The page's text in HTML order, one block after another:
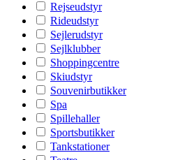
Rejseudstyr
Rideudstyr
Sejlerudstyr
Sejlklubber
Shoppingcentre
Skiudstyr
Souvenirbutikker
Spa
Spillehaller
Sportsbutikker
Tankstationer